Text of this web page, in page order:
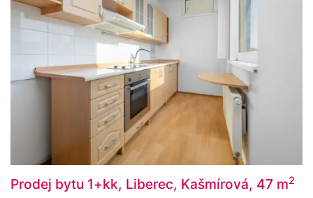
Prodej bytu 1+kk, Liberec, Kašmírová, 47 m2